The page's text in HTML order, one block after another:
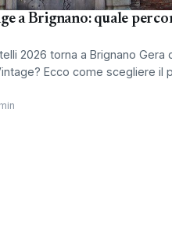
a Brignano: quale
2026 torna a Brignano Gera
Ecco come scegliere il